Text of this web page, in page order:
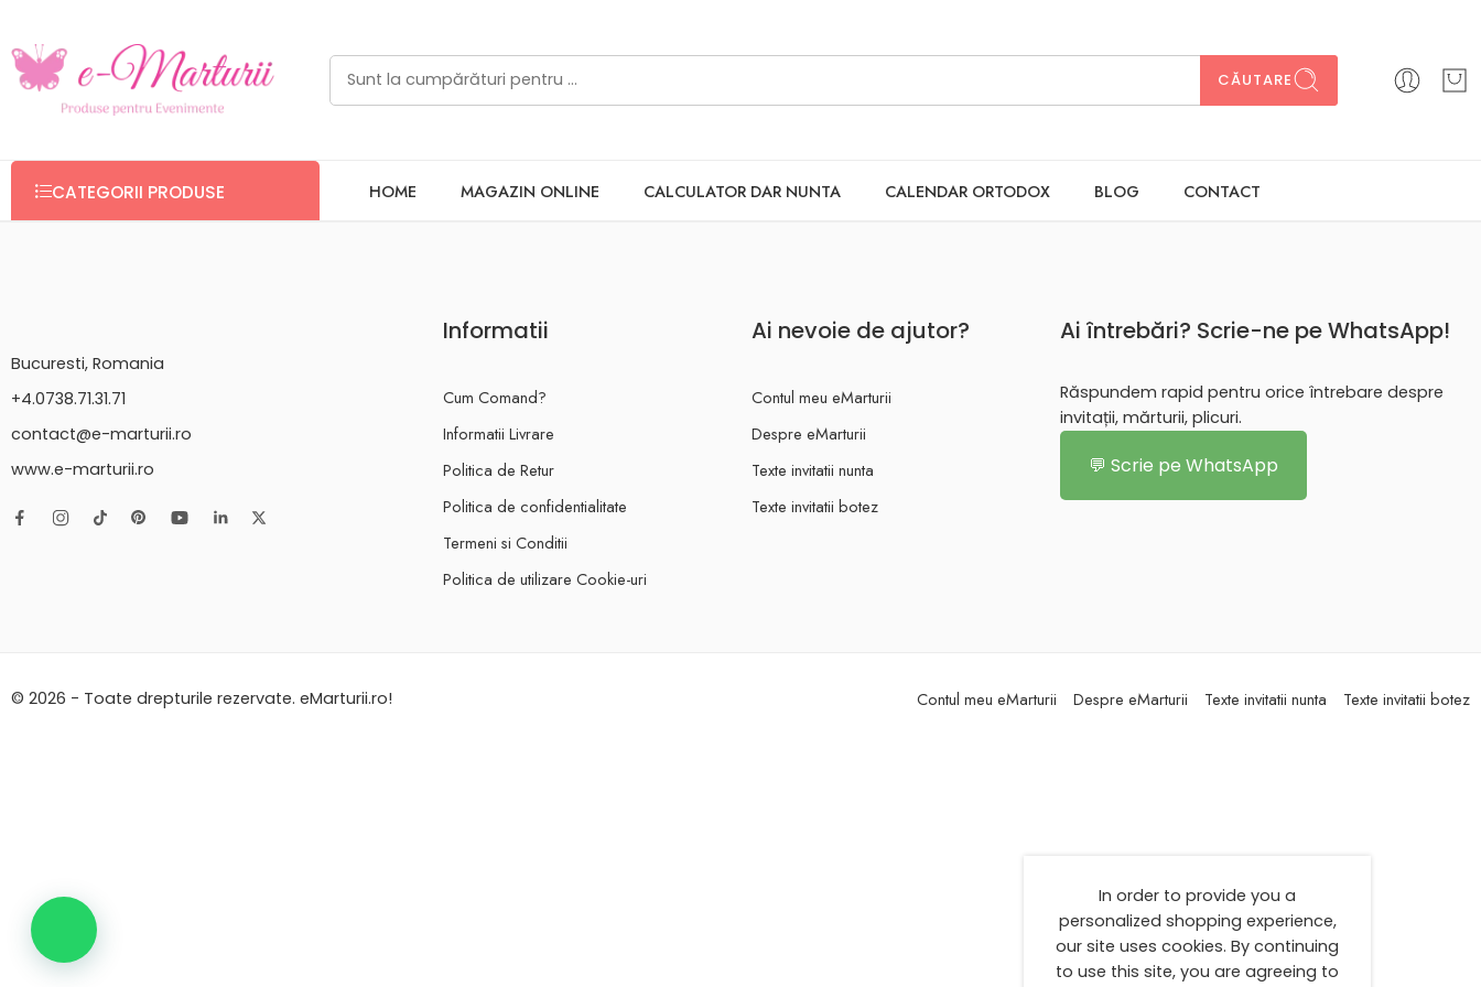
CĂUTARE
CATEGORII PRODUSE HOME MAGAZIN ONLINE CALCULATOR DAR NUNTA CALENDAR ORTODOX BLOG CONTACT
Bucuresti, Romania
+4.0738.71.31.71
contact@e-marturii.ro
www.e-marturii.ro
Informatii
Cum Comand?
Informatii Livrare
Politica de Retur
Politica de confidentialitate
Termeni si Conditii
Politica de utilizare Cookie-uri
Ai nevoie de ajutor?
Contul meu eMarturii
Despre eMarturii
Texte invitatii nunta
Texte invitatii botez
Ai întrebări? Scrie-ne pe WhatsApp!
Răspundem rapid pentru orice întrebare despre
invitații, mărturii, plicuri.
💬 Scrie pe WhatsApp
© 2026 - Toate drepturile rezervate. eMarturii.ro! Contul meu eMarturii Despre eMarturii Texte invitatii nunta Texte invitatii botez
In order to provide you a
personalized shopping experience,
our site uses cookies. By continuing
to use this site, you are agreeing to